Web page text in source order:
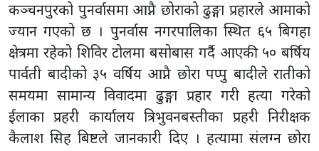
कञ्चनपुरको पुनर्वासमा आप्नै छोराको ढुङ्गा प्रहारले आमाको
ज्यान गएको छ । पुनर्वास नगरपालिका स्थित ६५ बिगहा
क्षेत्रमा रहेको शिविर टोलमा बसोबास गर्दै आएकी ५० बर्षिय
पार्वती बादीको ३५ वर्षिय आप्नै छोरा पप्पु बादीले रातीको
समयमा सामान्य विवादमा ढुङ्गा प्रहार गरी हत्या गरेको
ईलाका प्रहरी कार्यालय त्रिभुवनबस्तीका प्रहरी निरीक्षक
कैलाश सिह बिष्टले जानकारी दिए । हत्यामा संलग्न छोरा